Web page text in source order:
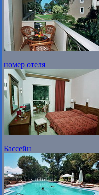
номер отеля
Бассейн